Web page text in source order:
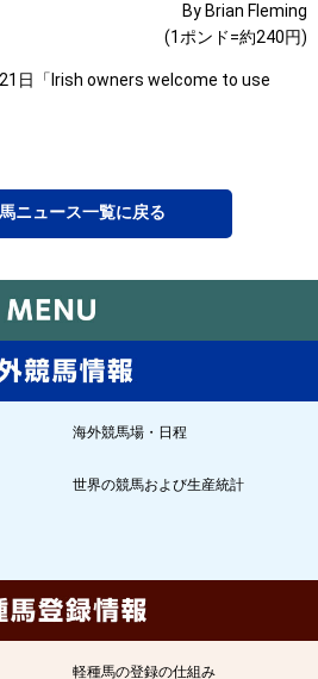
By Brian Fleming
(1ポンド=約240円)
日「Irish owners welcome to use
ニュース一覧に戻る
海外競馬場・日程
世界の競馬および生産統計
軽種馬の登録の仕組み